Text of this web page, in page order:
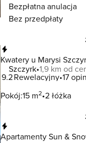
Bezpłatna anulacja
Bez przedpłaty
Kwatery u Marysi
Szczyrk 1,9 km od
9.2Rewelacyjny 17
Pokój:15 m2 2 łóżka
Apartamenty Sun &